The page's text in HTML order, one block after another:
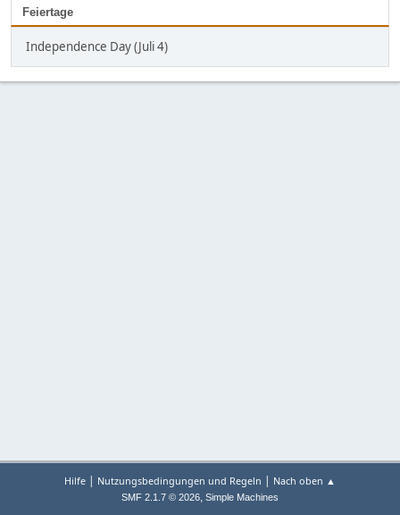
Feiertage
Independence Day (Juli 4)
Hilfe | Nutzungsbedingungen und Regeln | Nach oben ▲
SMF 2.1.7 © 2026, Simple Machines